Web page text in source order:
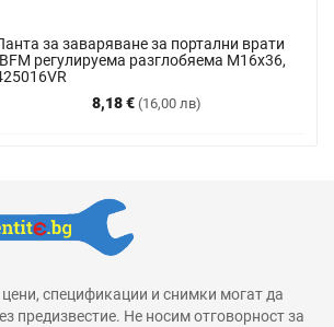
за заваряване за портални врати
регулируема разглобяема М16х36,
8,18 € (16,00 лв)
Цена
спецификации и снимки могат да
предизвестие. Не носим отговорност за